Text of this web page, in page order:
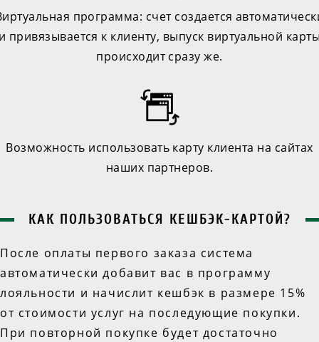
программа: счет создается
привязывается к клиенту, выпуск виртуальной
происходит сразу же.
Возможность использовать карту клиента на сайтах
наших партнеров.
КАК ПОЛЬЗОВАТЬСЯ КЕШБЭК-КАРТОЙ?
После оплаты первого заказа система
автоматически добавит вас в программу
лояльности и начислит кешбэк в размере 15%
от стоимости услуг на последующие покупки.
При повторной покупке будет достаточно